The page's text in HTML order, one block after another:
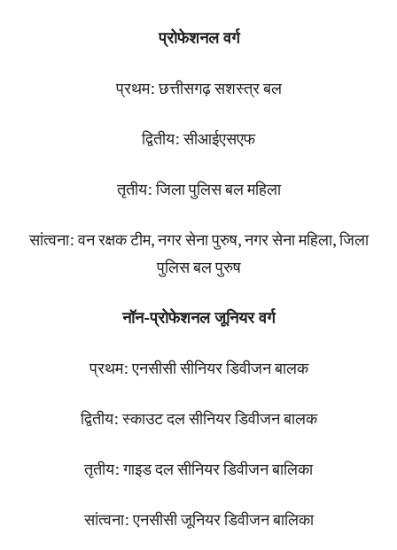
प्रोफेशनल वर्ग
प्रथम: छत्तीसगढ़ सशस्त्र बल
द्वितीय: सीआईएसएफ
तृतीय: जिला पुलिस बल महिला
सांत्वना: वन रक्षक टीम, नगर सेना पुरुष, नगर सेना महिला, जिला
पुलिस बल पुरुष
नॉन-प्रोफेशनल जूनियर वर्ग
प्रथम: एनसीसी सीनियर डिवीजन बालक
द्वितीय: स्काउट दल सीनियर डिवीजन बालक
तृतीय: गाइड दल सीनियर डिवीजन बालिका
सांत्वना: एनसीसी जूनियर डिवीजन बालिका